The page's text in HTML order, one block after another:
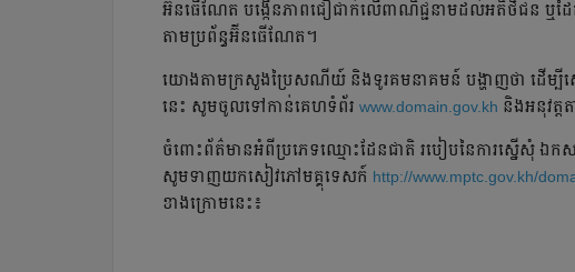
អ៊ីនធើណែត បង្កើនភាព​ជឿជាក់​លើពាណិជ្ជនាម​ដល់អតិថិជន ឬដ
តាមប្រព័ន្ធអ៊ីនធើណែត។
យោងតាម​ក្រសួង​ប្រៃសណីយ៍ និង​ទូរគមនាគមន៍ បង្ហាញថា ដើម្បីស្នើ
នេះ សូមចូលទៅកាន់គេហទំព័រ www.domain.gov.kh និងអនុវត្
ចំពោះព័ត៌មាន​អំពីប្រភេទឈ្មោះដែនជាតិ របៀបនៃការស្នើសុំ ឯកស
សូមទាញយកសៀវភៅមគ្គុទេសក៍ http://www.mptc.gov.kh/
ខាងក្រោមនេះ៖